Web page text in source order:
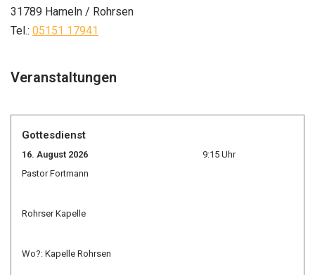
31789 Hameln / Rohrsen
Tel.: 05151 17941
Veranstaltungen
Gottesdienst
16. August 2026
9:15 Uhr
Pastor Fortmann
Rohrser Kapelle
Wo?: Kapelle Rohrsen